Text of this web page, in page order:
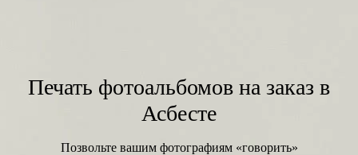
Печать фотоальбомов на заказ в
Асбесте
Позвольте вашим фотографиям «говорить»